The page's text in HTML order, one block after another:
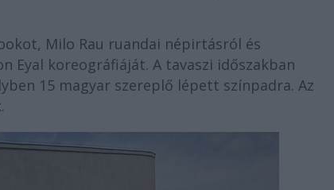
Milo Rau ruandai népirtásról és
Eyal koreográfiáját. A tavaszi időszakban
15 magyar szereplő lépett színpadra. Az